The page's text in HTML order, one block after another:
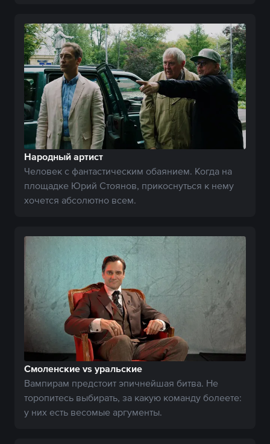
Народный артист
Человек с фантастическим обаянием. Когда на
площадке Юрий Стоянов, прикоснуться к нему
хочется абсолютно всем.
Смоленские vs уральские
Вампирам предстоит эпичнейшая битва. Не
торопитесь выбирать, за какую команду болеете:
у них есть весомые аргументы.